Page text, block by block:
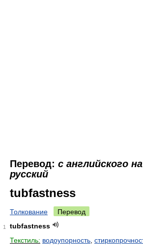
Перевод: с английского на
русский
tubfastness
Толкование Перевод
1
tubfastness
Текстиль: водоупорность